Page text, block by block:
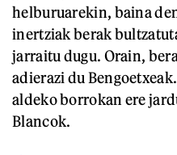
helburuarekin, baina
inertziak berak
jarraitu dugu. Orain,
adierazi du
aldeko borrokan ere
Blancok.